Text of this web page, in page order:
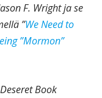
F. Wrightja se
”We Need to
”Mormon”
Book